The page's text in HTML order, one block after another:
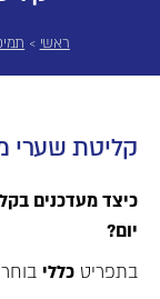
ראשי >
קליטת שערי
כיצד מעדכנים
יום?
בתפריט כללי